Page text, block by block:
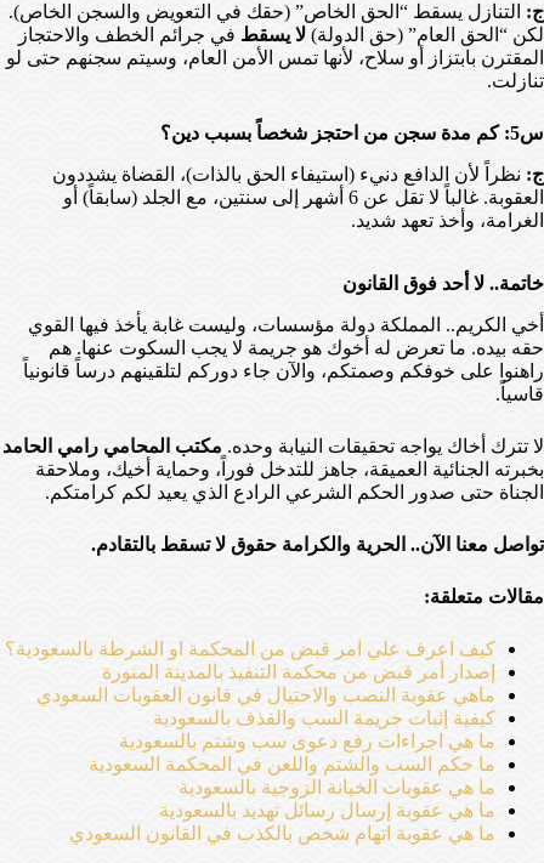
ج: التنازل يسقط “الحق الخاص” (حقك في التعويض والسجن الخاص).
لكن “الحق العام” (حق الدولة) لا يسقط في جرائم الخطف والاحتجاز
المقترن بابتزاز أو سلاح، لأنها تمس الأمن العام، وسيتم سجنهم حتى لو
تنازلت.
س5: كم مدة سجن من احتجز شخصاً بسبب دين؟
ج: نظراً لأن الدافع دنيء (استيفاء الحق بالذات)، القضاة يشددون
العقوبة. غالباً لا تقل عن 6 أشهر إلى سنتين، مع الجلد (سابقاً) أو
الغرامة، وأخذ تعهد شديد.
خاتمة.. لا أحد فوق القانون
أخي الكريم.. المملكة دولة مؤسسات، وليست غابة يأخذ فيها القوي
حقه بيده. ما تعرض له أخوك هو جريمة لا يجب السكوت عنها. هم
راهنوا على خوفكم وصمتكم، والآن جاء دوركم لتلقينهم درساً قانونياً
قاسياً.
لا تترك أخاك يواجه تحقيقات النيابة وحده. مكتب المحامي رامي الحامد
بخبرته الجنائية العميقة، جاهز للتدخل فوراً، وحماية أخيك، وملاحقة
الجناة حتى صدور الحكم الشرعي الرادع الذي يعيد لكم كرامتكم.
تواصل معنا الآن.. الحرية والكرامة حقوق لا تسقط بالتقادم.
مقالات متعلقة:
كيف اعرف علي امر قبض من المحكمة او الشرطة بالسعودية؟
إصدار أمر قبض من محكمة التنفيذ بالمدينة المنورة
ماهي عقوبة النصب والاحتيال في قانون العقوبات السعودي
كيفية إثبات جريمة السب والقذف بالسعودية
ما هي اجراءات رفع دعوى سب وشتم بالسعودية
ما حكم السب والشتم واللعن في المحكمة السعودية
ما هي عقوبات الخيانة الزوجية بالسعودية
ما هي عقوبة إرسال رسائل تهديد بالسعودية
ما هي عقوبة اتهام شخص بالكذب في القانون السعودي